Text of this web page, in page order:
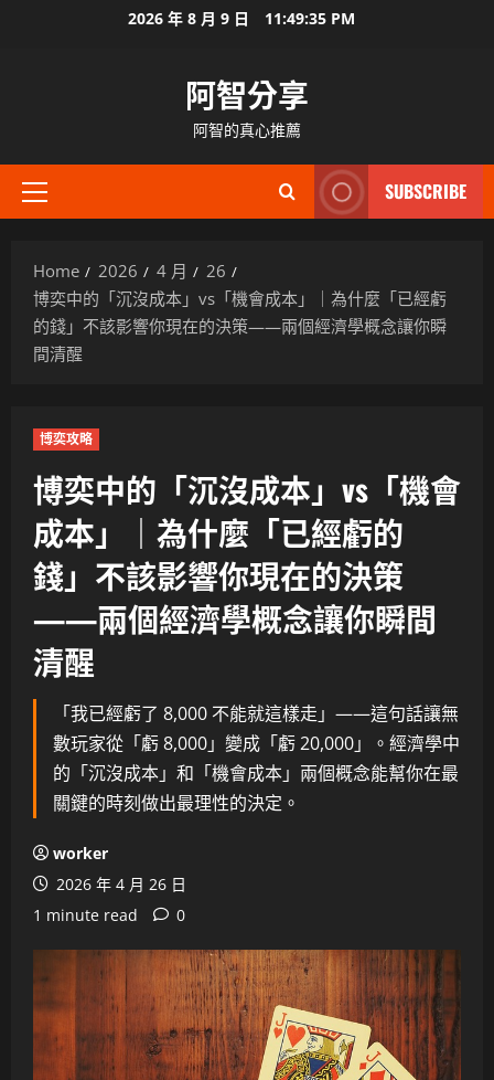
2026 年 8 月 9 日 11:49:37 PM
阿智分享
阿智的真心推薦
Primary
SUBSCRIBE
Home 2026 4 月
26
博奕中的「沉沒成本」vs「機會成本」｜為什麼「已經虧
的錢」不該影響你現在的決策——兩個經濟學概念讓你瞬
間清醒
博奕攻略
博奕中的「沉沒成本」vs「機會
成本」｜為什麼「已經虧的
錢」不該影響你現在的決策
——兩個經濟學概念讓你瞬間
清醒
「我已經虧了 8,000 不能就這樣走」——這句話讓無
數玩家從「虧 8,000」變成「虧 20,000」。經濟學中
的「沉沒成本」和「機會成本」兩個概念能幫你在最
關鍵的時刻做出最理性的決定。
worker
2026 年 4 月 26 日
1 minute read
0